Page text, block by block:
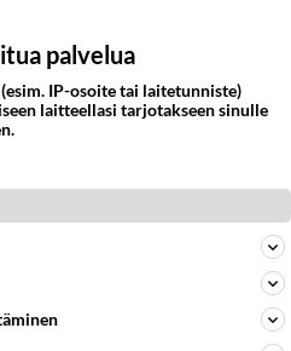
Kommentoi
risteyksen
kaukovaloja
palvelua
IP-osoite tai laitetunniste)
laitteellasi tarjotakseen sinulle